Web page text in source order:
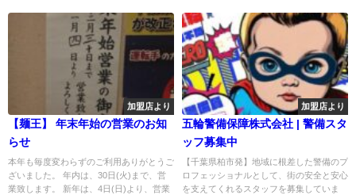
加盟店より
【麺王】 年末年始の営業のお知
らせ
本年も毎度変わらずのご利用ありがとうご
ざいました。 年内は、30日(火)まで、営
業致します。 新年は、4日(日)より、営業
加盟店より
五輪警備保障株式会社 | 警備スタ
ッフ募集中
【千葉県柏市発】地域に根差した警備のプ
ロフェッショナルとして、街の安全と安心
を支えてくれるスタッフを募集していま